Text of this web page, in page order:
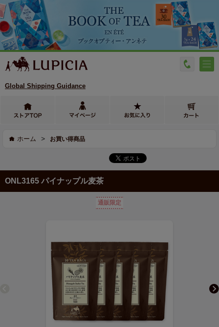
Global Shipping Guidance
ホーム > お買い得商品
ONL3165 パイナップル麦茶
通販限定